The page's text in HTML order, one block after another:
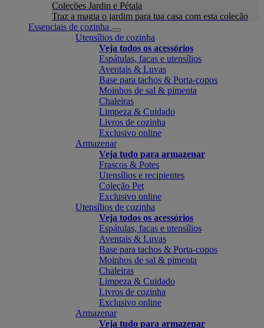
Coleções Jardin e Pétala
Traz a magia o jardim para tua casa com esta coleção
Essenciais de cozinha
Utensílios de cozinha
Veja todos os acessórios
Espátulas, facas e utensílios
Aventais & Luvas
Base para tachos & Porta-copos
Moinhos de sal & pimenta
Chaleiras
Limpeza & Cuidado
Livros de cozinha
Exclusivo online
Armazenar
Veja tudo para armazenar
Frascos & Potes
Utensílios e recipientes
Coleção Pet
Exclusivo online
Utensílios de cozinha
Veja todos os acessórios
Espátulas, facas e utensílios
Aventais & Luvas
Base para tachos & Porta-copos
Moinhos de sal & pimenta
Chaleiras
Limpeza & Cuidado
Livros de cozinha
Exclusivo online
Armazenar
Veja tudo para armazenar